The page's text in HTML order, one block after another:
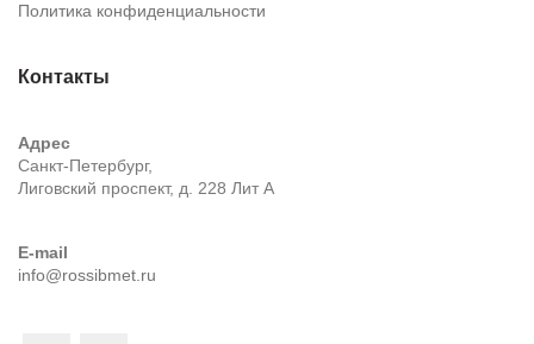
Политика конфиденциальности
Контакты
Адрес
Санкт-Петербург,
Лиговский проспект, д. 228 Лит А
E-mail
info@rossibmet.ru